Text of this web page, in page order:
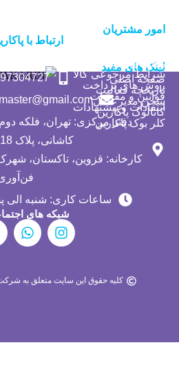
لینک های مفید
صفحه اصلی
تاریخچه فعالیت
سخن مدیرعامل
کاتالوگ پاکارین
کلر بوک پاکارین
امور مشتریان
راهنمای خرید محصول
شرایط مرجوعی کالا
روش های پرداخت
قوانین و مقررات
انتقادات و پیشنهادات
ارتباط با
دفتر مرکزی: تهران، فلکه دوم
کاشانی، پلاک 118، واحد 3
کارخانه: قزوین، تاکستان،
ساعات کاری: شنبه الی
شبکه های
I
n
a
W
h
s
کلیه حقوق این سایت متعلق به